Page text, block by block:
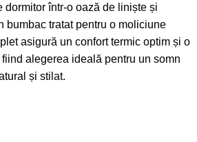
dormitor într-o oază de liniște și
bumbac tratat pentru o moliciune
asigură un confort termic optim și o
alegerea ideală pentru un somn
și stilat.